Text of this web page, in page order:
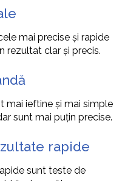
mai precise și rapide
rezultat clar și precis.
mai ieftine și mai simple
sunt mai puțin precise.
rapide
sunt teste de